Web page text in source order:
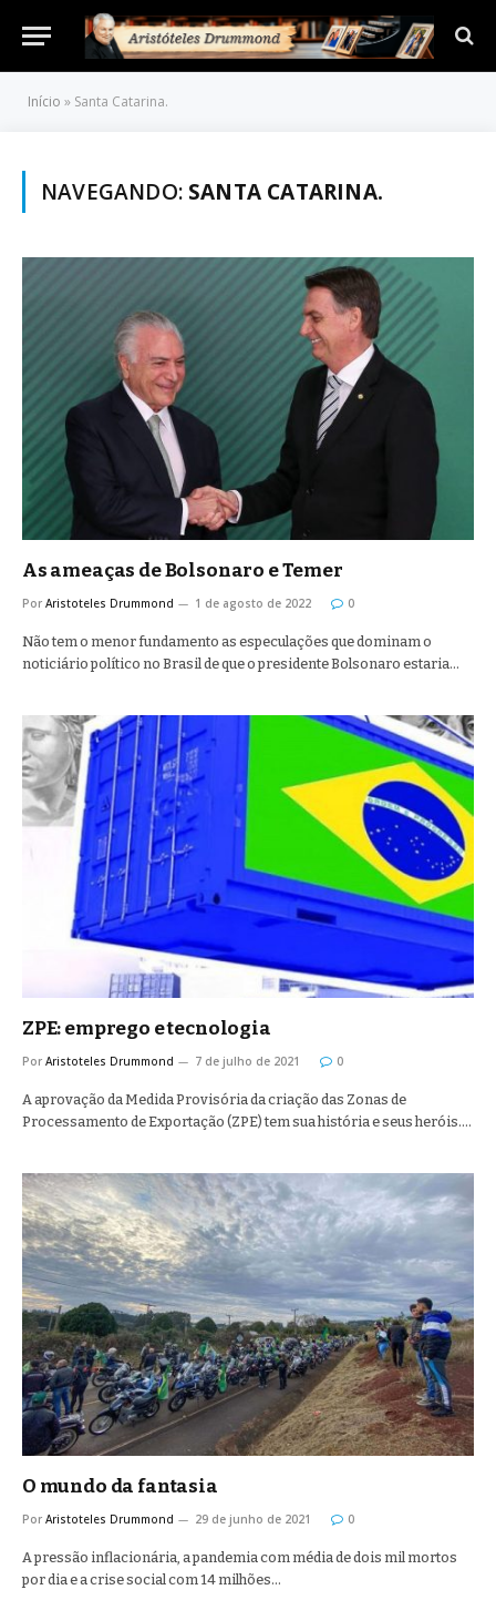
Início » Santa Catarina.
NAVEGANDO: SANTA CATARINA.
As ameaças de Bolsonaro e Temer
Por Aristoteles Drummond 1 de agosto de 2022 0
Não tem o menor fundamento as especulações que dominam o
noticiário político no Brasil de que o presidente Bolsonaro estaria…
ZPE: emprego e tecnologia
Por Aristoteles Drummond 7 de julho de 2021 0
A aprovação da Medida Provisória da criação das Zonas de
Processamento de Exportação (ZPE) tem sua história e seus heróis.…
O mundo da fantasia
Por Aristoteles Drummond 29 de junho de 2021 0
A pressão inflacionária, a pandemia com média de dois mil mortos
por dia e a crise social com 14 milhões…